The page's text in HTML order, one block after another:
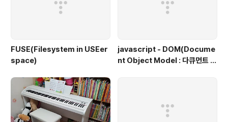
FUSE(Filesystem in USEer
space)
javascript - DOM(Docume
nt Object Model : 다큐먼트 객